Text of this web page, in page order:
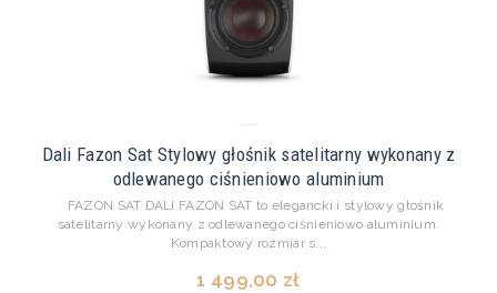
Dali Fazon Sat Stylowy głośnik satelitarny wykonany z
odlewanego ciśnieniowo aluminium
FAZON SAT DALI FAZON SAT to elegancki i stylowy głośnik
satelitarny wykonany z odlewanego ciśnieniowo aluminium.
Kompaktowy rozmiar s...
1 499,00 zł